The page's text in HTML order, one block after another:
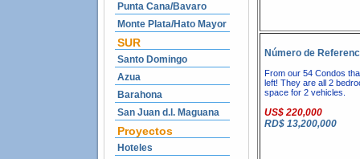
Punta Cana/Bavaro
Monte Plata/Hato Mayor
SUR
Santo Domingo
Azua
Barahona
San Juan d.l. Maguana
Proyectos
Hoteles
Número de
From our 54 Condos
left! They are all 2
space for 2 vehicles.
US$ 220,000
RD$ 13,200,000